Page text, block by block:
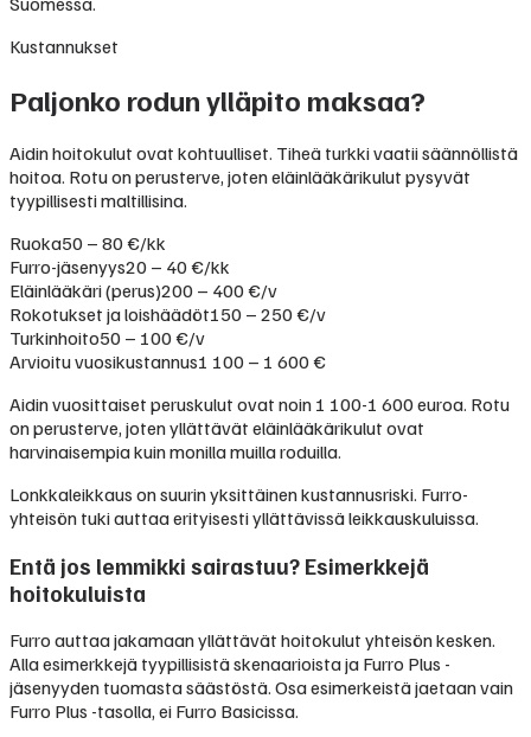
Kustannukset
Paljonko rodun ylläpito maksaa?
Aidin hoitokulut ovat kohtuulliset. Tiheä turkki vaatii säännöllistä
hoitoa. Rotu on perusterve, joten eläinlääkärikulut pysyvät
tyypillisesti maltillisina.
Ruoka50 – 80 €/kk
Furro-jäsenyys20 – 40 €/kk
Eläinlääkäri (perus)200 – 400 €/v
Rokotukset ja loishäädöt150 – 250 €/v
Turkinhoito50 – 100 €/v
Arvioitu vuosikustannus1 100 – 1 600 €
Aidin vuosittaiset peruskulut ovat noin 1 100-1 600 euroa. Rotu
on perusterve, joten yllättävät eläinlääkärikulut ovat
harvinaisempia kuin monilla muilla roduilla.
Lonkkaleikkaus on suurin yksittäinen kustannusriski. Furro-
yhteisön tuki auttaa erityisesti yllättävissä leikkauskuluissa.
Entä jos lemmikki sairastuu? Esimerkkejä
hoitokuluista
Furro auttaa jakamaan yllättävät hoitokulut yhteisön kesken.
Alla esimerkkejä tyypillisistä skenaarioista ja Furro Plus -
jäsenyyden tuomasta säästöstä. Osa esimerkeistä jaetaan vain
Furro Plus -tasolla, ei Furro Basicissa.